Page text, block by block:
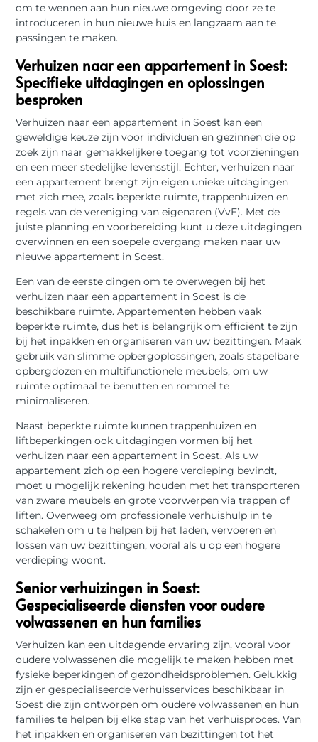
om te wennen aan hun nieuwe omgeving door ze te
introduceren in hun nieuwe huis en langzaam aan te
passingen te maken.
Verhuizen naar een appartement in Soest:
Specifieke uitdagingen en oplossingen
besproken
Verhuizen naar een appartement in Soest kan een
geweldige keuze zijn voor individuen en gezinnen die op
zoek zijn naar gemakkelijkere toegang tot voorzieningen
en een meer stedelijke levensstijl. Echter, verhuizen naar
een appartement brengt zijn eigen unieke uitdagingen
met zich mee, zoals beperkte ruimte, trappenhuizen en
regels van de vereniging van eigenaren (VvE). Met de
juiste planning en voorbereiding kunt u deze uitdagingen
overwinnen en een soepele overgang maken naar uw
nieuwe appartement in Soest.
Een van de eerste dingen om te overwegen bij het
verhuizen naar een appartement in Soest is de
beschikbare ruimte. Appartementen hebben vaak
beperkte ruimte, dus het is belangrijk om efficiënt te zijn
bij het inpakken en organiseren van uw bezittingen. Maak
gebruik van slimme opbergoplossingen, zoals stapelbare
opbergdozen en multifunctionele meubels, om uw
ruimte optimaal te benutten en rommel te
minimaliseren.
Naast beperkte ruimte kunnen trappenhuizen en
liftbeperkingen ook uitdagingen vormen bij het
verhuizen naar een appartement in Soest. Als uw
appartement zich op een hogere verdieping bevindt,
moet u mogelijk rekening houden met het transporteren
van zware meubels en grote voorwerpen via trappen of
liften. Overweeg om professionele verhuishulp in te
schakelen om u te helpen bij het laden, vervoeren en
lossen van uw bezittingen, vooral als u op een hogere
verdieping woont.
Senior verhuizingen in Soest:
Gespecialiseerde diensten voor oudere
volwassenen en hun families
Verhuizen kan een uitdagende ervaring zijn, vooral voor
oudere volwassenen die mogelijk te maken hebben met
fysieke beperkingen of gezondheidsproblemen. Gelukkig
zijn er gespecialiseerde verhuisservices beschikbaar in
Soest die zijn ontworpen om oudere volwassenen en hun
families te helpen bij elke stap van het verhuisproces. Van
het inpakken en organiseren van bezittingen tot het